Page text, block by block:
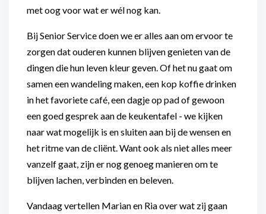
met oog voor wat er wél nog kan.
Bij Senior Service doen we er alles aan om ervoor te
zorgen dat ouderen kunnen blijven genieten van de
dingen die hun leven kleur geven. Of het nu gaat om
samen een wandeling maken, een kop koffie drinken
in het favoriete café, een dagje op pad of gewoon
een goed gesprek aan de keukentafel - we kijken
naar wat mogelijk is en sluiten aan bij de wensen en
het ritme van de cliënt. Want ook als niet alles meer
vanzelf gaat, zijn er nog genoeg manieren om te
blijven lachen, verbinden en beleven.
Vandaag vertellen Marian en Ria over wat zij gaan